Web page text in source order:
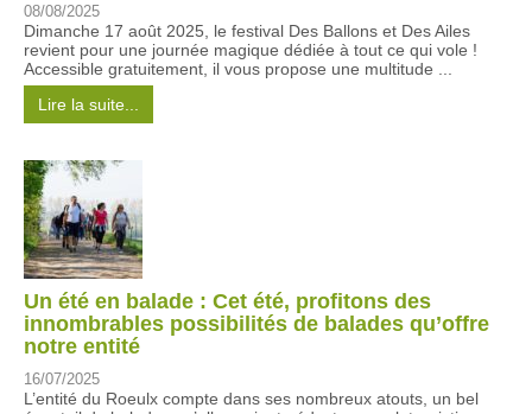
08/08/2025
Dimanche 17 août 2025, le festival Des Ballons et Des Ailes
revient pour une journée magique dédiée à tout ce qui vole !
Accessible gratuitement, il vous propose une multitude ...
Lire la suite...
Un été en balade : Cet été, profitons des
innombrables possibilités de balades qu’offre
notre entité
16/07/2025
L’entité du Roeulx compte dans ses nombreux atouts, un bel